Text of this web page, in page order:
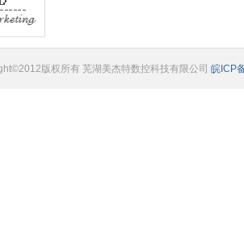
版权所有 芜湖美杰特数控科技有限公司 皖ICP